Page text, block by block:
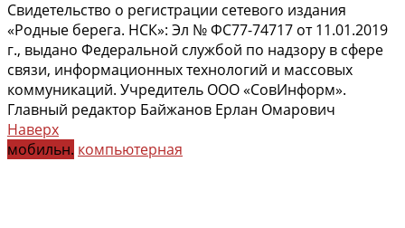
Свидетельство о регистрации сетевого издания
«Родные берега. НСК»: Эл № ФС77-74717 от 11.01.2019
г., выдано Федеральной службой по надзору в сфере
связи, информационных технологий и массовых
коммуникаций. Учредитель ООО «СовИнформ».
Главный редактор Байжанов Ерлан Омарович
Наверх
мобильн. компьютерная